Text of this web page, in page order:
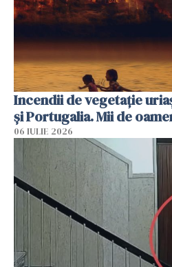
Incendii de vegetație
și Portugalia. Mii de
06 IULIE 2026